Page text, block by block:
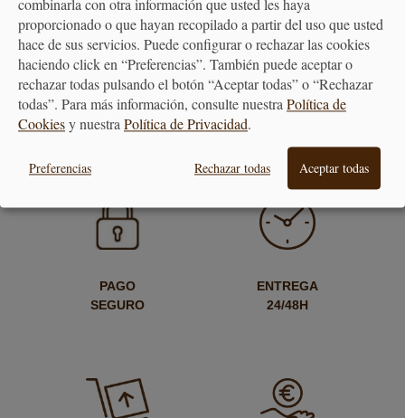
Copa Ichendorf Liberta -
Varios Colores
26,15 €
Bol Liberta Ichendorf
17,50 €
PAGO
SEGURO
ENTREGA
24/48H
combinarla con otra información que usted les haya
proporcionado o que hayan recopilado a partir del uso que usted
hace de sus servicios. Puede configurar o rechazar las cookies
haciendo click en “Preferencias”. También puede aceptar o
rechazar todas pulsando el botón “Aceptar todas” o “Rechazar
todas”. Para más información, consulte nuestra Política de
Cookiesy nuestra Política de Privacidad.
Preferencias Rechazar todas Aceptar todas